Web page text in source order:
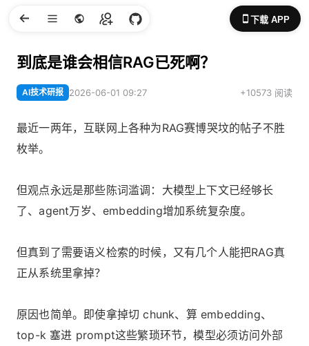
下载 APP
到底是谁会相信RAG已死啊？
AI技术研报 2026-06-01 09:27 +10573 阅读
最近一两年，互联网上各种为RAG赛博哭坟的帖子不胜
枚举。
但观点永远是那些陈词滥调：大模型上下文已经够长
了、agent万岁、embedding增加系统复杂度。
但真到了需要语义检索的时候，又有几个人能把RAG真
正从系统里拿掉？
原因也简单。即使拿掉切 chunk、算 embedding、
top-k 塞进 prompt这些繁琐环节，模型必须访问外部